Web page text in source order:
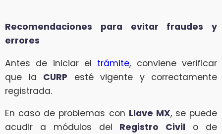
Recomendaciones para evitar fraudes y
errores
Antes de iniciar el trámite, conviene verificar
que la CURP esté vigente y correctamente
registrada.
En caso de problemas con Llave MX, se puede
acudir a módulos del Registro Civil o de